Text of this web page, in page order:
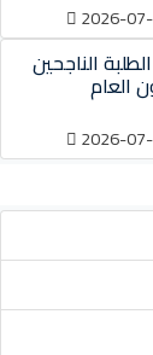
2026-
الناجحين
العام
2026-